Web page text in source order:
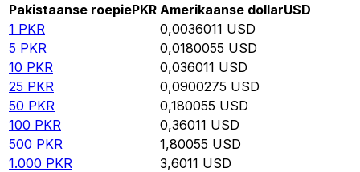
Pakistaanse roepiePKR Amerikaanse dollarUSD
1 PKR 0,0036011 USD
5 PKR 0,0180055 USD
10 PKR 0,036011 USD
25 PKR 0,0900275 USD
50 PKR 0,180055 USD
100 PKR 0,36011 USD
500 PKR 1,80055 USD
1.000 PKR 3,6011 USD